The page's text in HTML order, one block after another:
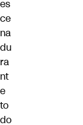
es
ce
na
du
ra
nt
e
to
do